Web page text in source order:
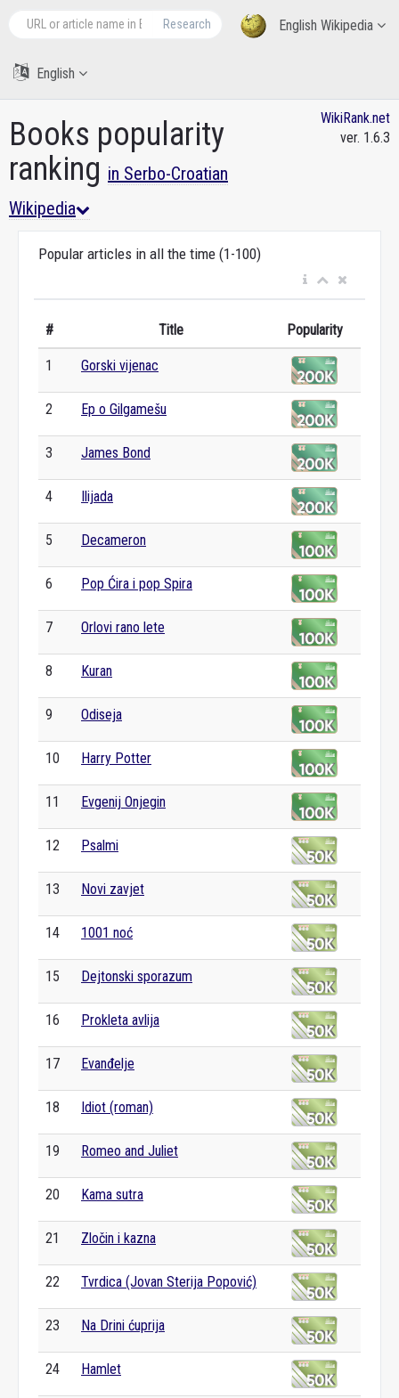
English Wikipedia
Research
English
Books popularity
ranking in Serbo-Croatian
Wikipedia
WikiRank.net
ver. 1.6.3
Popular articles in all the time (1-100)
# Title Popularity
1 Gorski vijenac
2 Ep o Gilgamešu
3 James Bond
4 Ilijada
5 Decameron
6 Pop Ćira i pop Spira
7 Orlovi rano lete
8 Kuran
9 Odiseja
10 Harry Potter
11 Evgenij Onjegin
12 Psalmi
13 Novi zavjet
14 1001 noć
15 Dejtonski sporazum
16 Prokleta avlija
17 Evanđelje
18 Idiot (roman)
19 Romeo and Juliet
20 Kama sutra
21 Zločin i kazna
22 Tvrdica (Jovan Sterija Popović)
23 Na Drini ćuprija
24 Hamlet